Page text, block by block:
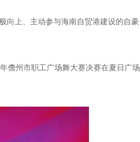
上、主动参与海南自贸港建设的自豪
儋州市职工广场舞大赛决赛在夏日广场